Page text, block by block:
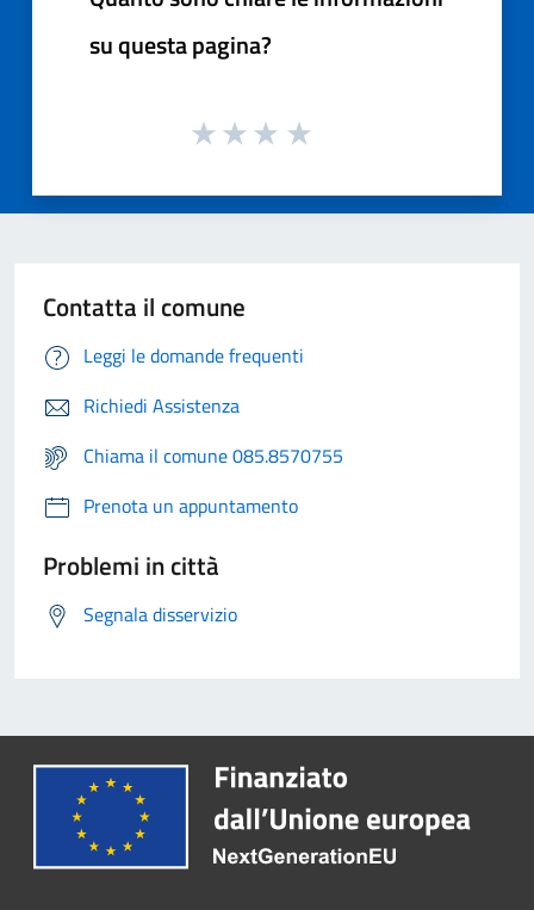
su questa pagina?
Contatta il comune
Leggi le domande frequenti
Richiedi Assistenza
Chiama il comune 085.8570755
Prenota un appuntamento
Problemi in città
Segnala disservizio